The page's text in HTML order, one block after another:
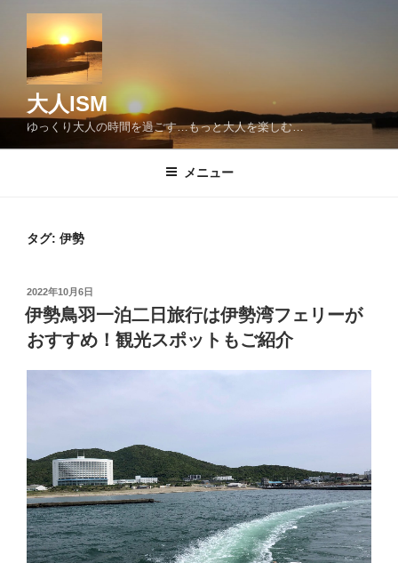
へ
大人ISM
ゆっくり大人の時間を過ごす…もっと大人を楽しむ…
メニュー
タグ: 伊勢
投
稿
日:
2022年10月6日
伊勢鳥羽一泊二日旅行は伊勢湾フェリーが
おすすめ！観光スポットもご紹介